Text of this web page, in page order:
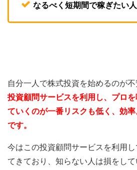
なるべく短期間で稼ぎたい人
自分一人で株式投資を始めるのが不
投資顧問サービスを利用し、プロ
ていくのが一番リスクも低く、効
です。
今はこの投資顧問サービスを利用
てきており、知らない人は損をし